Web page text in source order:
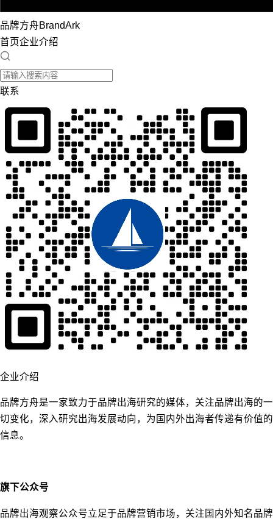
品牌方舟BrandArk
首页企业介绍
联系
企业介绍
品牌方舟是一家致力于品牌出海研究的媒体，关注品牌出海的一
切变化，深入研究出海发展动向，为国内外出海者传递有价值的
信息。
旗下公众号
品牌出海观察公众号立足于品牌营销市场，关注国内外知名品牌